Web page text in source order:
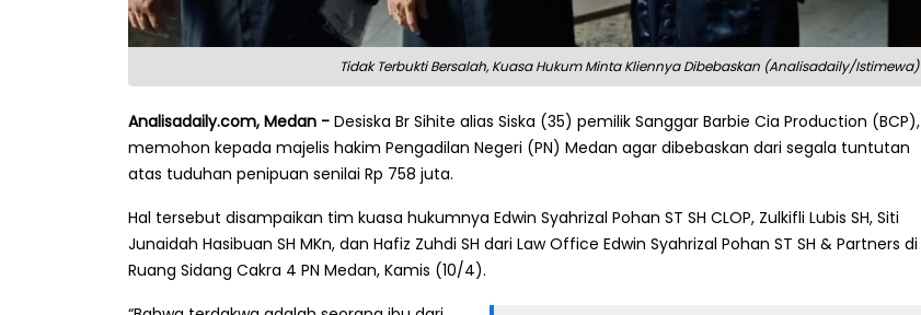
Tidak Terbukti Bersalah, Kuasa Hukum Minta Kliennya Dibebaskan (Analisadaily/Istimewa)
Analisadaily.com, Medan - Desiska Br Sihite alias Siska (35) pemilik Sanggar Barbie Cia Production (BCP),
memohon kepada majelis hakim Pengadilan Negeri (PN) Medan agar dibebaskan dari segala tuntutan
atas tuduhan penipuan senilai Rp 758 juta.
Hal tersebut disampaikan tim kuasa hukumnya Edwin Syahrizal Pohan ST SH CLOP, Zulkifli Lubis SH, Siti
Junaidah Hasibuan SH MKn, dan Hafiz Zuhdi SH dari Law Office Edwin Syahrizal Pohan ST SH & Partners di
Ruang Sidang Cakra 4 PN Medan, Kamis (10/4).